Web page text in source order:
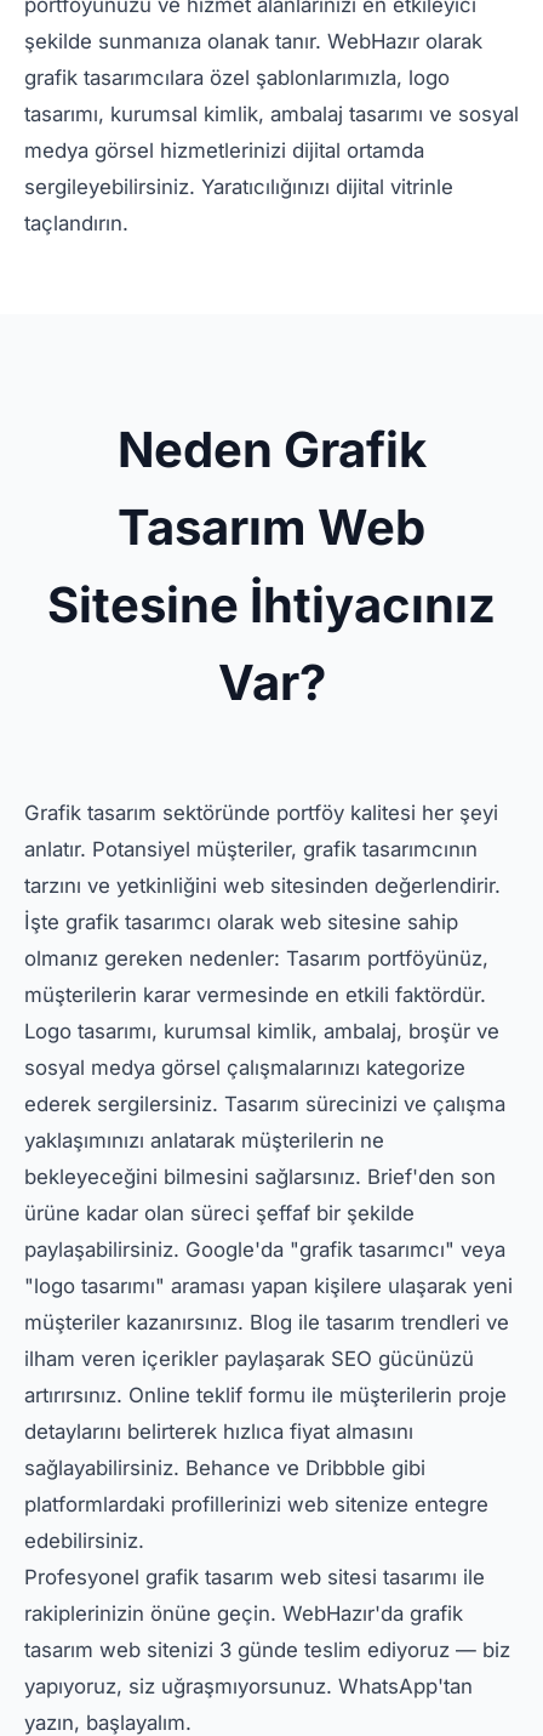
portföyünüzü ve hizmet alanlarınızı en etkileyici
şekilde sunmanıza olanak tanır. WebHazır olarak
grafik tasarımcılara özel şablonlarımızla, logo
tasarımı, kurumsal kimlik, ambalaj tasarımı ve sosyal
medya görsel hizmetlerinizi dijital ortamda
sergileyebilirsiniz. Yaratıcılığınızı dijital vitrinle
taçlandırın.
Neden Grafik
Tasarım Web
Sitesine İhtiyacınız
Var?
Grafik tasarım sektöründe portföy kalitesi her şeyi
anlatır. Potansiyel müşteriler, grafik tasarımcının
tarzını ve yetkinliğini web sitesinden değerlendirir.
İşte grafik tasarımcı olarak web sitesine sahip
olmanız gereken nedenler: Tasarım portföyünüz,
müşterilerin karar vermesinde en etkili faktördür.
Logo tasarımı, kurumsal kimlik, ambalaj, broşür ve
sosyal medya görsel çalışmalarınızı kategorize
ederek sergilersiniz. Tasarım sürecinizi ve çalışma
yaklaşımınızı anlatarak müşterilerin ne
bekleyeceğini bilmesini sağlarsınız. Brief'den son
ürüne kadar olan süreci şeffaf bir şekilde
paylaşabilirsiniz. Google'da "grafik tasarımcı" veya
"logo tasarımı" araması yapan kişilere ulaşarak yeni
müşteriler kazanırsınız. Blog ile tasarım trendleri ve
ilham veren içerikler paylaşarak SEO gücünüzü
artırırsınız. Online teklif formu ile müşterilerin proje
detaylarını belirterek hızlıca fiyat almasını
sağlayabilirsiniz. Behance ve Dribbble gibi
platformlardaki profillerinizi web sitenize entegre
edebilirsiniz.
Profesyonel grafik tasarım web sitesi tasarımı ile
rakiplerinizin önüne geçin. WebHazır'da grafik
tasarım web sitenizi 3 günde teslim ediyoruz — biz
yapıyoruz, siz uğraşmıyorsunuz. WhatsApp'tan
yazın, başlayalım.